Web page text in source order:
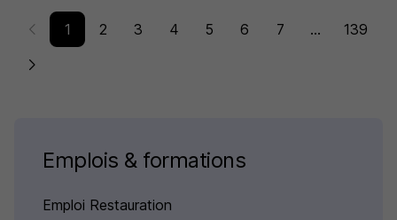
1 2 3 4 5 6 7 ... 139
Emplois & formations
Emploi Restauration